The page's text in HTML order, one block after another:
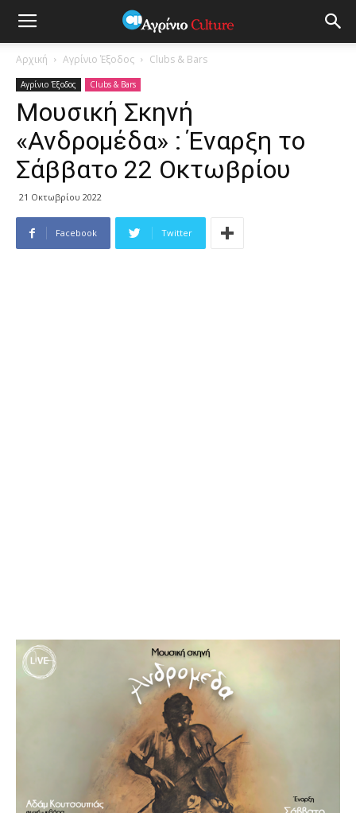
Αρχική Αγρίνιο Έξοδος Clubs & Bars
Αγρίνιο Έξοδος Clubs & Bars
Μουσική Σκηνή
«Ανδρομέδα» : Έναρξη το
Σάββατο 22 Οκτωβρίου
21 Οκτωβρίου 2022
Facebook Twitter